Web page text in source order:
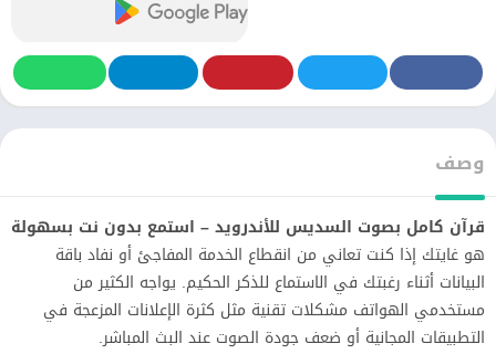
وصف
قرآن كامل بصوت السديس للأندرويد – استمع بدون نت بسهولة
هو غايتك إذا كنت تعاني من انقطاع الخدمة المفاجئ أو نفاد باقة
البيانات أثناء رغبتك في الاستماع للذكر الحكيم. يواجه الكثير من
مستخدمي الهواتف مشكلات تقنية مثل كثرة الإعلانات المزعجة في
التطبيقات المجانية أو ضعف جودة الصوت عند البث المباشر.